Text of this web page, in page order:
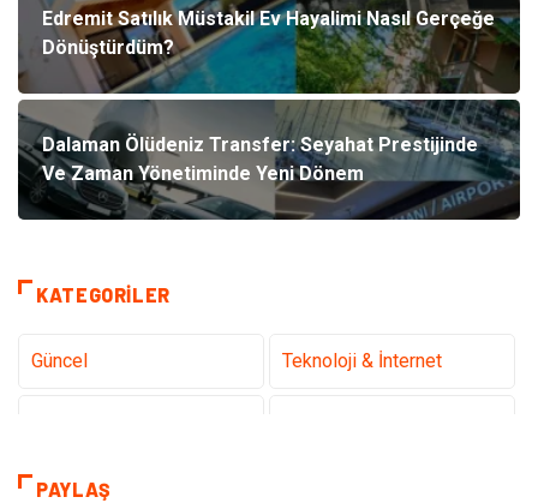
Edremit Satılık Müstakil Ev Hayalimi Nasıl Gerçeğe
Dönüştürdüm?
Dalaman Ölüdeniz Transfer: Seyahat Prestijinde
Ve Zaman Yönetiminde Yeni Dönem
KATEGORILER
Güncel Teknoloji & İnternet
Kamera Sistemleri
PAYLAŞ